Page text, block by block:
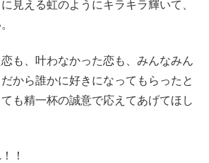
見える虹のようにキラキラ輝いて、
も、叶わなかった恋も、みんなみん
から誰かに好きになってもらったと
も精一杯の誠意で応えてあげてほし
！